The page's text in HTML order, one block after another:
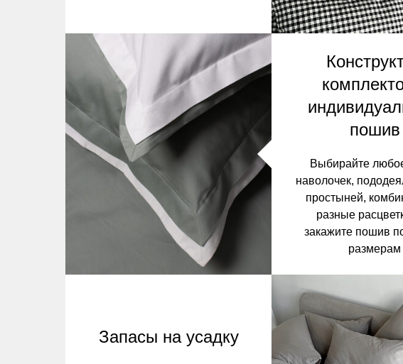
пошив
Выбирайте
наволочек,
простыней,
разные
закажите пошив
размерам
Запасы на усадку